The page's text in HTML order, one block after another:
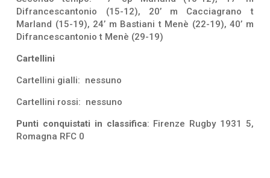
Difrancescantonio (15-12), 20’ m Cacciagrano t
Marland (15-19), 24’ m Bastiani t Menè (22-19), 40’ m
Difrancescantonio t Menè (29-19)
Cartellini
Cartellini gialli: nessuno
Cartellini rossi: nessuno
Punti conquistati in classifica: Firenze Rugby 1931 5,
Romagna RFC 0